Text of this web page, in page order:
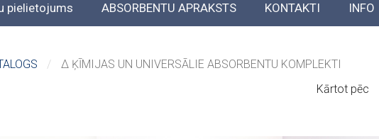
pielietojums ABSORBENTU APRAKSTS KONTAKTI INFO
∆ ĶĪMIJAS UN UNIVERSĀLIE ABSORBENTU KOMPLEKTI
Kārtot pēc